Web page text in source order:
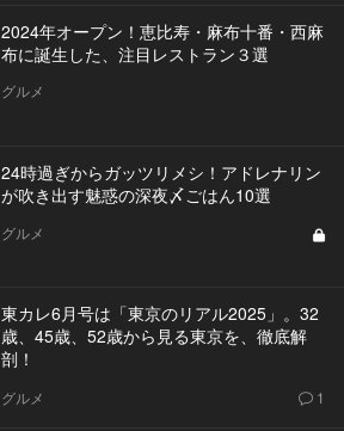
2024年オープン！恵比寿・麻布十番・西麻
布に誕生した、注目レストラン３選
グルメ
24時過ぎからガッツリメシ！アドレナリン
が吹き出す魅惑の深夜〆ごはん10選
グルメ
東カレ6月号は「東京のリアル2025」。32
歳、45歳、52歳から見る東京を、徹底解
剖！
グルメ 1